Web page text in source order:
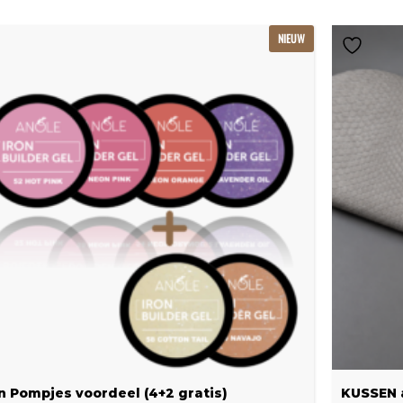
NIEUW
Pompjes voordeel (4+2 gratis)